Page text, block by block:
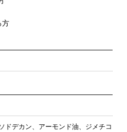
方
ドデカン、アーモンド油、ジメチコ